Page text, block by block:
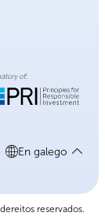
En galego
reservados.